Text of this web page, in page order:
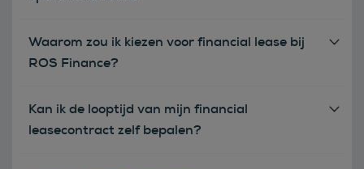
Waarom zou ik kiezen voor financial lease bij
ROS Finance?
Kan ik de looptijd van mijn financial
leasecontract zelf bepalen?